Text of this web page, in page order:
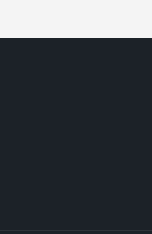
i